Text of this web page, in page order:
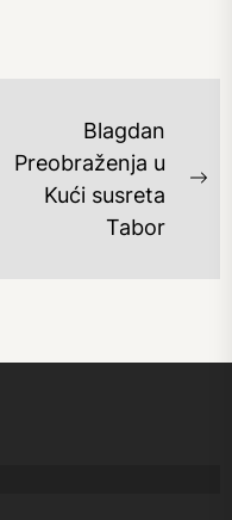
Blagdan
Preobraženja u
Kući susreta
Tabor